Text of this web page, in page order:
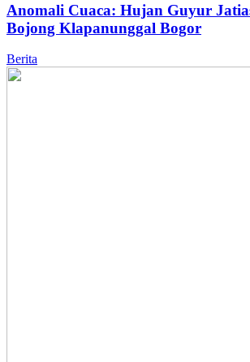
Anomali Cuaca: Hujan Guyur
Bojong Klapanunggal Bogor
Berita